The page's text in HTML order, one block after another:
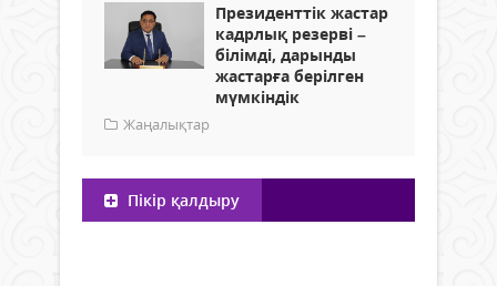
Президенттік жастар
кадрлық резерві –
білімді, дарынды
жастарға берілген
мүмкіндік
Жаңалықтар
Пікір қалдыру